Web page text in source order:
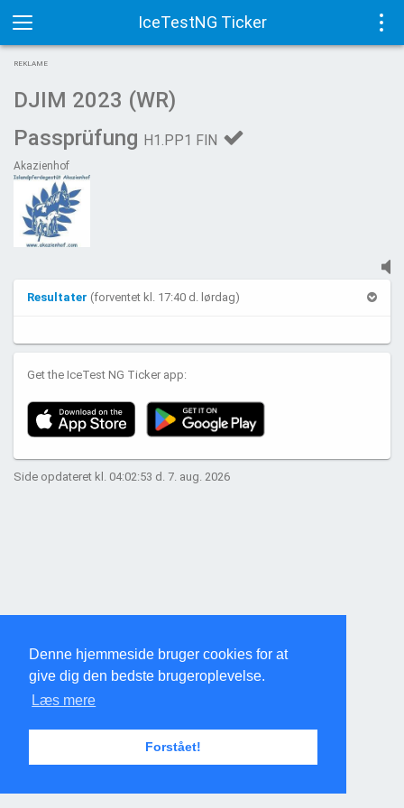
Denne hjemmeside bruger cookies for at
give dig den bedste brugeroplevelse.
Læs mere
Forstået!
IceTestNG Ticker
Toggle
navigation
REKLAME
DJIM 2023 (WR)
Passprüfung H1.PP1 FIN
Akazienhof
Resultater (forventet kl. 17:40 d. lørdag)
Get the IceTest NG Ticker app:
Side opdateret kl. 04:02:53 d. 7. aug. 2026